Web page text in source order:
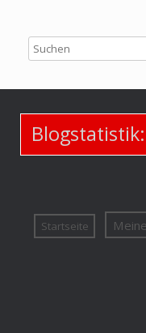
Blogstatistik:
Startseite